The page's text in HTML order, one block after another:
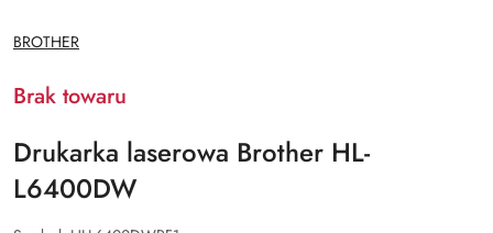
NAZWA
PRODUCENTA:
BROTHER
Brak towaru
Drukarka laserowa Brother HL-
L6400DW